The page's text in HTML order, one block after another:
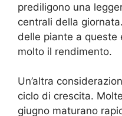
prediligono una
centrali della
delle piante a queste
molto il rendimento.
Un’altra
ciclo di crescita.
giugno maturano